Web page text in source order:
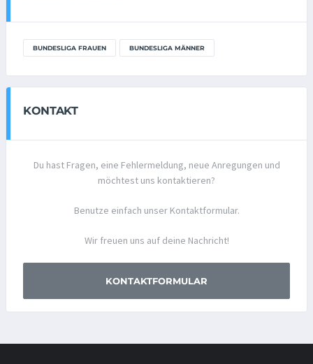
BUNDESLIGA FRAUEN BUNDESLIGA MÄNNER
KONTAKT
Du hast Fragen, eine Fehlermeldung, neue Anregungen und
möchtest uns kontaktieren?
Benutze einfach unser Kontaktformular.
Wir freuen uns auf deine Nachricht!
KONTAKTFORMULAR